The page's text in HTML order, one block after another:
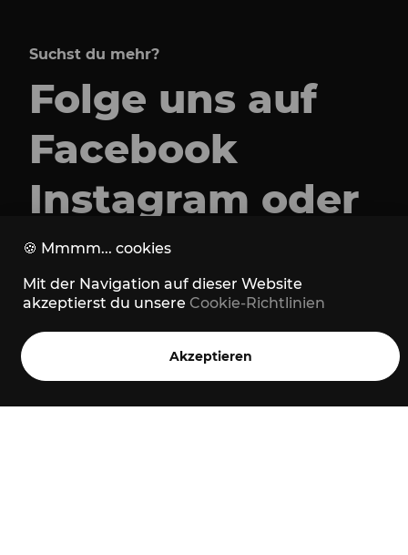
Suchst du mehr?
Folge uns auf
Facebook
Instagram oder
Strava
🍪 Mmmm... cookies
Mit der Navigation auf dieser Website
akzeptierst du unsere Cookie-Richtlinien
Akzeptieren
Home Stories Trails Menü